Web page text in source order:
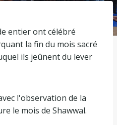
entier ont célébré
la fin du mois sacré
ils jeûnent du lever
l'observation de la
le mois de Shawwal.